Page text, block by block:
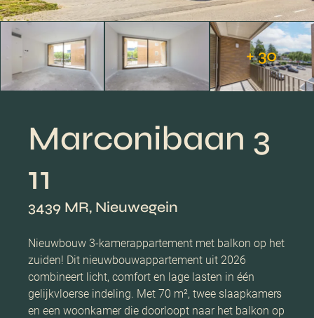
+ 30
Marconibaan 3
11
3439 MR, Nieuwegein
Nieuwbouw 3-kamerappartement met balkon op het
zuiden! Dit nieuwbouwappartement uit 2026
combineert licht, comfort en lage lasten in één
gelijkvloerse indeling. Met 70 m², twee slaapkamers
en een woonkamer die doorloopt naar het balkon op